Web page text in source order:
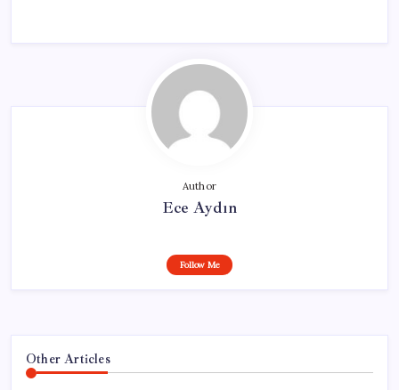
Author
Ece Aydın
Follow Me
Other Articles